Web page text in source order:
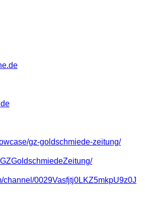
gz-goldschmiede-zeitung/
channel/0029Vasfjtj0LKZ5mkpU9z0J